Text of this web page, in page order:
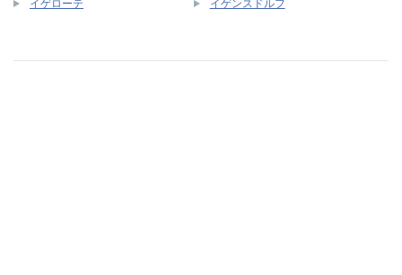
イゲローテ イゲンスドルフ